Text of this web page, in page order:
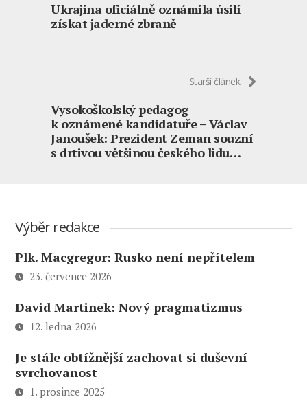
Ukrajina oficiálně oznámila úsilí
získat jaderné zbraně
Starší článek
Vysokoškolský pedagog
k oznámené kandidatuře – Václav
Janoušek: Prezident Zeman souzní
s drtivou většinou českého lidu…
Výběr redakce
Plk. Macgregor: Rusko není nepřítelem
23. července 2026
David Martinek: Nový pragmatizmus
12. ledna 2026
Je stále obtížnější zachovat si duševní
svrchovanost
1. prosince 2025